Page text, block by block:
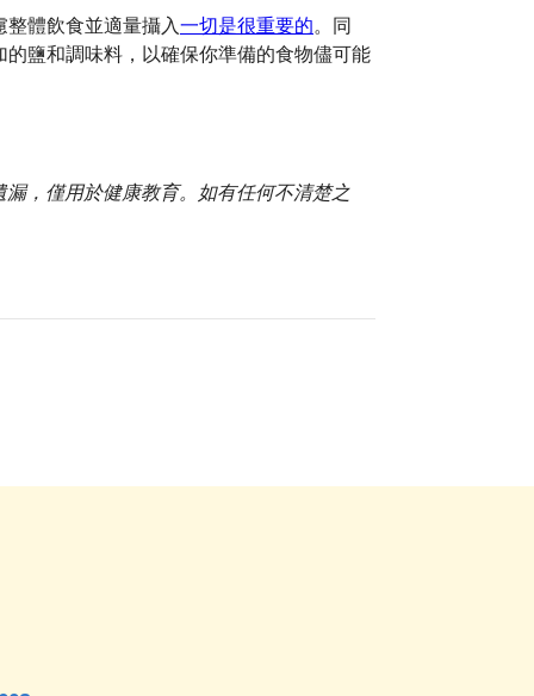
體飲食並適量攝入一切是很重要的。同
鹽和調味料，以確保你準備的食物儘可能
，僅用於健康教育。如有任何不清楚之